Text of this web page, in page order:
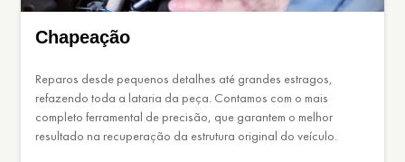
Chapeação
Reparos desde pequenos detalhes até grandes estragos,
refazendo toda a lataria da peça. Contamos com o mais
completo ferramental de precisão, que garantem o melhor
resultado na recuperação da estrutura original do veículo.